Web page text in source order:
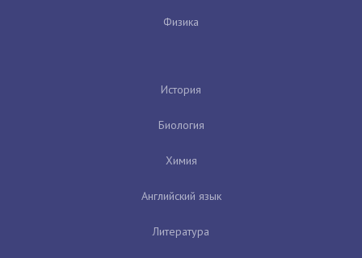
Физика
История
Биология
Химия
Английский язык
Литература